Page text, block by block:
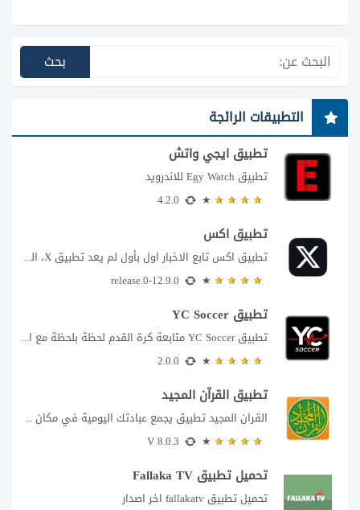
التطبيقات الرائجة
تطبيق ايجي واتش
تطبيق Egy Watch للاندرويد
تطبيق اكس
تطبيق اكس تابع الاخبار اول بأول لم يعد تطبيق X، المعروف سابقا باسم تويتر،...
تطبيق YC Soccer
تطبيق YC Soccer متابعة كرة القدم لحظة بلحظة مع اقتراب مباراة مصر والأرجنتين في...
تطبيق القرآن المجيد
القران المجيد تطبيق يجمع عبادتك اليومية في مكان واحد إذا كنت تبحث عن تطبيق...
تحميل تطبيق Fallaka TV
تحميل تطبيق fallakatv اخر اصدار